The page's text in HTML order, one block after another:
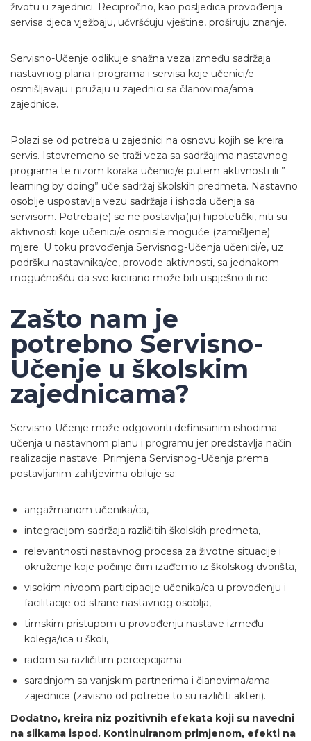
životu u zajednici. Recipročno, kao posljedica provođenja
servisa djeca vježbaju, učvršćuju vještine, proširuju znanje.
Servisno-Učenje odlikuje snažna veza između sadržaja
nastavnog plana i programa i servisa koje učenici/e
osmišljavaju i pružaju u zajednici sa članovima/ama
zajednice.
Polazi se od potreba u zajednici na osnovu kojih se kreira
servis. Istovremeno se traži veza sa sadržajima nastavnog
programa te nizom koraka učenici/e putem aktivnosti ili ”
learning by doing” uče sadržaj školskih predmeta. Nastavno
osoblje uspostavlja vezu sadržaja i ishoda učenja sa
servisom. Potreba(e) se ne postavlja(ju) hipotetički, niti su
aktivnosti koje učenici/e osmisle moguće (zamišljene)
mjere. U toku provođenja Servisnog-Učenja učenici/e, uz
podršku nastavnika/ce, provode aktivnosti, sa jednakom
mogućnošću da sve kreirano može biti uspješno ili ne.
Zašto nam je
potrebno Servisno-
Učenje u školskim
zajednicama?
Servisno-Učenje može odgovoriti definisanim ishodima
učenja u nastavnom planu i programu jer predstavlja način
realizacije nastave. Primjena Servisnog-Učenja prema
postavljanim zahtjevima obiluje sa:
angažmanom učenika/ca,
integracijom sadržaja različitih školskih predmeta,
relevantnosti nastavnog procesa za životne situacije i
okruženje koje počinje čim izađemo iz školskog dvorišta,
visokim nivoom participacije učenika/ca u provođenju i
facilitacije od strane nastavnog osoblja,
timskim pristupom u provođenju nastave između
kolega/ica u školi,
radom sa različitim percepcijama
saradnjom sa vanjskim partnerima i članovima/ama
zajednice (zavisno od potrebe to su različiti akteri).
Dodatno, kreira niz pozitivnih efekata koji su navedni
na slikama ispod. Kontinuiranom primjenom, efekti na